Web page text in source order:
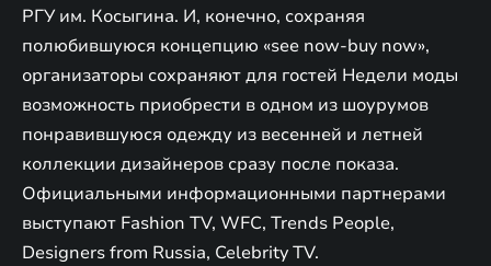
РГУ им. Косыгина. И, конечно, сохраняя
полюбившуюся концепцию «see now-buy now»,
организаторы сохраняют для гостей Недели моды
возможность приобрести в одном из шоурумов
понравившуюся одежду из весенней и летней
коллекции дизайнеров сразу после показа.
Официальными информационными партнерами
выступают Fashion TV, WFC, Trends People,
Designers from Russia, Celebrity TV.